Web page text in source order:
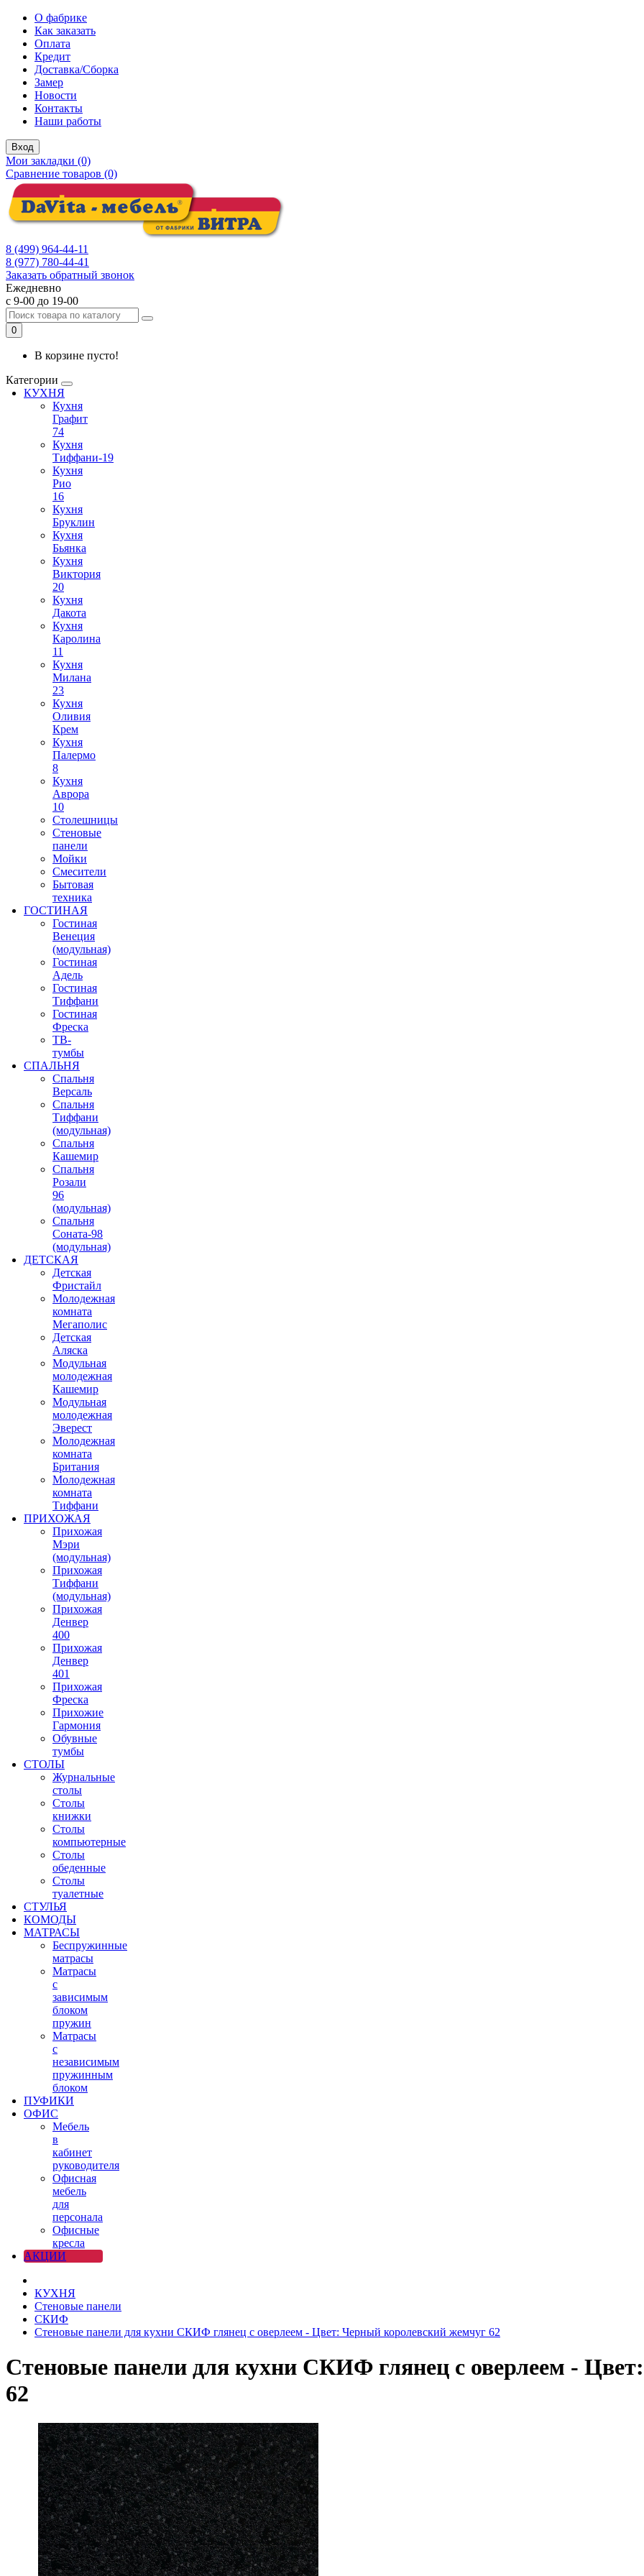
О фабрике
Как заказать
Оплата
Кредит
Доставка/Сборка
Замер
Новости
Контакты
Наши работы
Вход
Мои закладки (0)
Сравнение товаров (0)
8 (499) 964-44-11
8 (977) 780-44-41
Заказать обратный звонок
Ежедневно
с 9-00 до 19-00
0
В корзине пусто!
Категории
КУХНЯ
Кухня
Графит
74
Кухня
Тиффани-19
Кухня
Рио
16
Кухня
Бруклин
Кухня
Бьянка
Кухня
Виктория
20
Кухня
Дакота
Кухня
Каролина
11
Кухня
Милана
23
Кухня
Оливия
Крем
Кухня
Палермо
8
Кухня
Аврора
10
Столешницы
Стеновые
панели
Мойки
Смесители
Бытовая
техника
ГОСТИНАЯ
Гостиная
Венеция
(модульная)
Гостиная
Адель
Гостиная
Тиффани
Гостиная
Фреска
ТВ-
тумбы
СПАЛЬНЯ
Спальня
Версаль
Спальня
Тиффани
(модульная)
Спальня
Кашемир
Спальня
Розали
96
(модульная)
Спальня
Соната-98
(модульная)
ДЕТСКАЯ
Детская
Фристайл
Молодежная
комната
Мегаполис
Детская
Аляска
Модульная
молодежная
Кашемир
Модульная
молодежная
Эверест
Молодежная
комната
Британия
Молодежная
комната
Тиффани
ПРИХОЖАЯ
Прихожая
Мэри
(модульная)
Прихожая
Тиффани
(модульная)
Прихожая
Денвер
400
Прихожая
Денвер
401
Прихожая
Фреска
Прихожие
Гармония
Обувные
тумбы
СТОЛЫ
Журнальные
столы
Столы
книжки
Столы
компьютерные
Столы
обеденные
Столы
туалетные
СТУЛЬЯ
КОМОДЫ
МАТРАСЫ
Беспружинные
матрасы
Матрасы
с
зависимым
блоком
пружин
Матрасы
с
независимым
пружинным
блоком
ПУФИКИ
ОФИС
Мебель
в
кабинет
руководителя
Офисная
мебель
для
персонала
Офисные
кресла
АКЦИИ
КУХНЯ
Стеновые панели
СКИФ
Стеновые панели для кухни СКИФ глянец с оверлеем - Цвет: Черный королевский жемчуг 62
Стеновые панели для кухни СКИФ глянец с оверлеем -
62